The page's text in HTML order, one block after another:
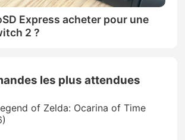
Express acheter pour une
2 ?
les plus attendues
of Zelda: Ocarina of Time